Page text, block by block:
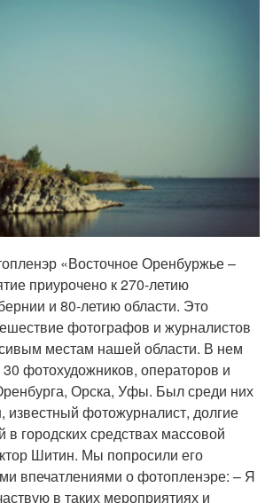
«Восточное Оренбуржье –
приурочено к 270-летию
и 80-летию области. Это
фотографов и журналистов
местам нашей области. В нем
фотохудожников, операторов и
Орска, Уфы. Был среди них
известный фотожурналист, долгие
городских средствах массовой
Шитин. Мы попросили его
впечатлениями о фотопленэре: – Я
в таких мероприятиях и